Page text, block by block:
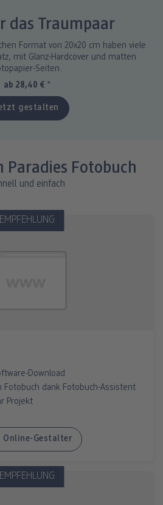
das Traumpaar
Format von 20x20 cm haben viele
mit Glanz-Hardcover und matten
Seiten.
ab 28,40 €*
gestalten
Paradies Fotobuch
und einfach
EMPFEHLUNG
Download
Fotobuch dank Fotobuch-Assistent
Projekt
Online-Gestalter
EMPFEHLUNG